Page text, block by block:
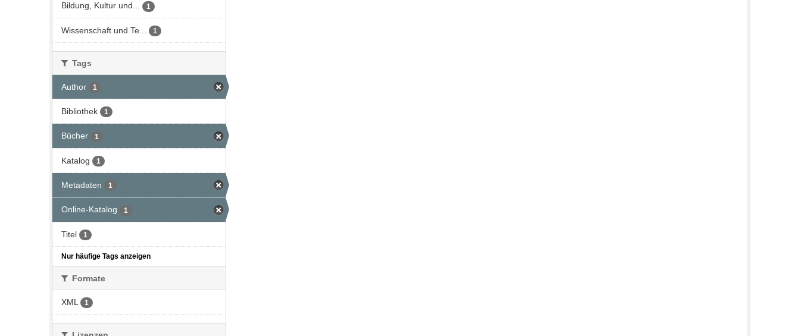
Bildung, Kultur und... 1
Wissenschaft und Te... 1
Tags
Author 1
Bibliothek 1
Bücher 1
Katalog 1
Metadaten 1
Online-Katalog 1
Titel 1
Nur häufige Tags anzeigen
Formate
XML 1